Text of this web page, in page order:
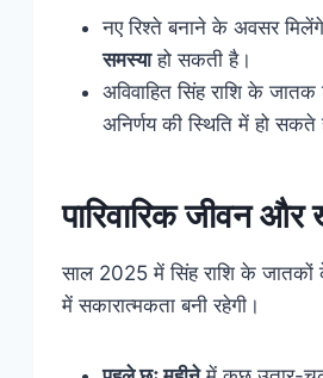
नए रिश्ते बनाने के अवसर
समस्याहो सकती है।
अविवाहित सिंह राशि के
अनिर्णय की स्थिति में हो सकते
पारिवारिक जीवन और
साल 2025 में सिंह राशि के जातकों
में सकारात्मकता बनी रहेगी।